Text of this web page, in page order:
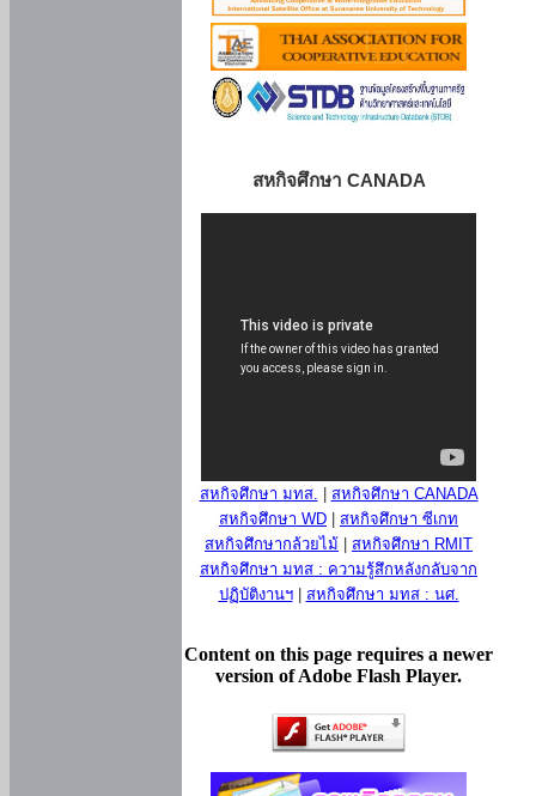
สหกิจศึกษา CANADA
สหกิจศึกษา มทส.
สหกิจศึกษา CANADA
สหกิจศึกษา WD
สหกิจศึกษา ซีเกท
สหกิจศึกษากล้วยไม้
สหกิจศึกษา RMIT
สหกิจศึกษา มทส : ความรู้สึกหลังกลับจาก
ปฏิบัติงานฯ| สหกิจศึกษา มทส : นศ.
Content on this page requires a newer
version of Adobe Flash Player.